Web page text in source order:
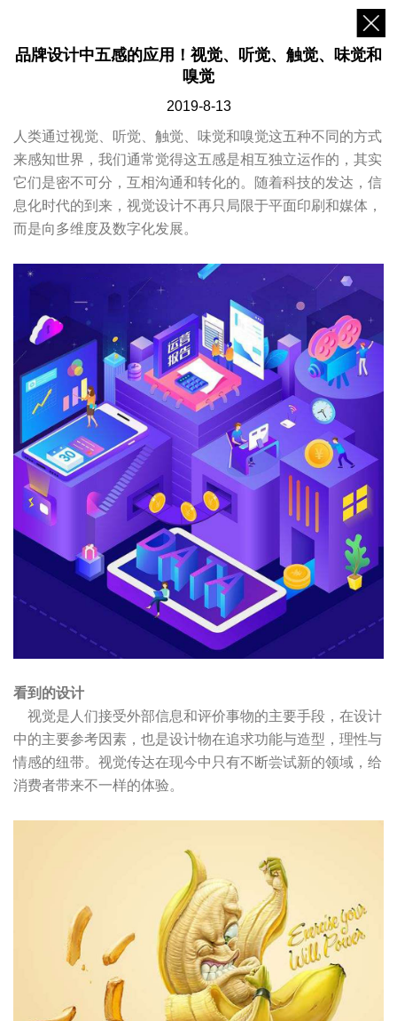
品牌设计中五感的应用！视觉、听觉、触觉、味觉和
嗅觉
2019-8-13
人类通过视觉、听觉、触觉、味觉和嗅觉这五种不同的方式
来感知世界，我们通常觉得这五感是相互独立运作的，其实
它们是密不可分，互相沟通和转化的。随着科技的发达，信
息化时代的到来，视觉设计不再只局限于平面印刷和媒体，
而是向多维度及数字化发展。
看到的设计
视觉是人们接受外部信息和评价事物的主要手段，在设计
中的主要参考因素，也是设计物在追求功能与造型，理性与
情感的纽带。视觉传达在现今中只有不断尝试新的领域，给
消费者带来不一样的体验。